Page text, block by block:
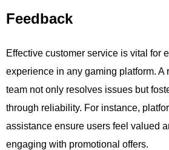
Feedback
Effective customer service is vital for
experience in any gaming platform. A
team not only resolves issues but
through reliability. For instance,
assistance ensure users feel valued
engaging with promotional offers.